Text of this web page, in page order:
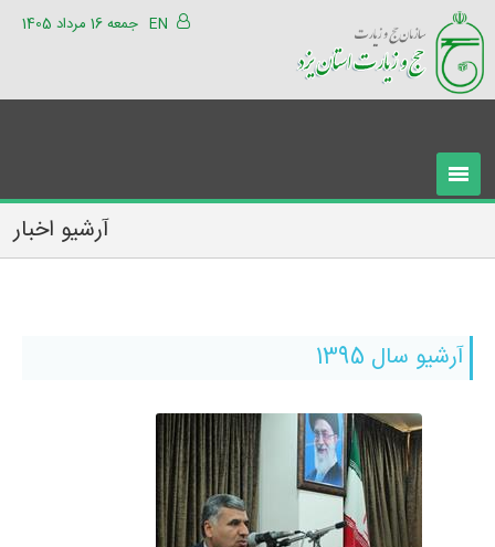
جمعه 16 مرداد 1405 EN
آرشیو اخبار
آرشیو سال 1395